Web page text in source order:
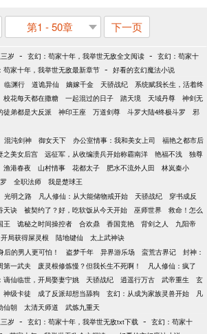
第1 - 50章 下一页
岁 - 玄幻：苟家十年，我举世无敌全文阅读 - 玄幻：苟家十
苟家十年，我举世无敌最新章节 - 好看的玄幻魔法小说
临渊行 道诡异仙 嫡嫁千金 天骄战纪
系统赋我长生，活着终
校花每天都在撒糖 一起混过的日子 踏天境 天域丹尊
神剑无
徒弟都是大反派 神印王座 万道剑尊 斗罗大陆4终极斗罗
邪
混沌剑神 御女天下 办公室情事：我和美女上司
福艳之都市后
之美女后宫 远征军，从收编溃兵开始称霸南洋 艳福不浅
独尊
渔港春夜 山村情事 花都太子 肥水不流外人田
林岚秦小
全职法师 我是楚球王
光明之路 凡人修仙：从大能储物戒开始 天骄战纪
穿书成反
天诀 被契约了？好，吃软饭从今天开始 巫师世界
救命！怎么
王 诡秘之时间操控者 合欢鼎 香国竞艳 背剑之人
九阳帝
局获得屎灵根 陆地键仙 太上武神诀
后的男人更可怕！ 盗梦千年 异界游乐场 蛮荒古界记
封神：
第一武夫 废灵根修炼慢？但我长生不死啊！
凡人修仙：疯了
谪仙临世，开局娶妻宁姚 天骄战纪 逍遥行万古 武帝重生
玄
神级卡徒 成了反派却想当舔狗 玄幻：从成为家族灵兽开始
凡
仙朝 太清天师道
武炼九重天
岁 - 玄幻：苟家十年，我举世无敌txt下载 - 玄幻：苟家十